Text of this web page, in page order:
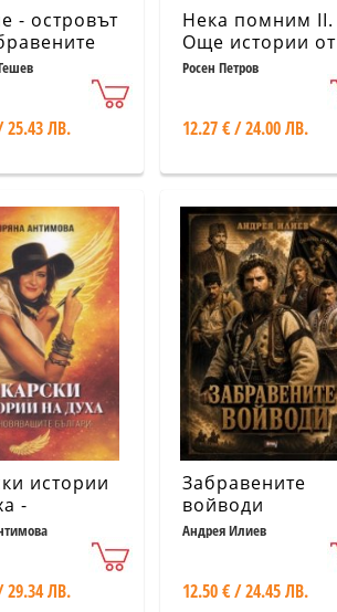
- островът
25.43 ЛВ.
Нека помним II.
Още истории от
историята
Росен Петров
12.27 € / 24.00 ЛВ.
истории
-
29.34 ЛВ.
Забравените
войводи
Андрея Илиев
12.50 € / 24.45 ЛВ.